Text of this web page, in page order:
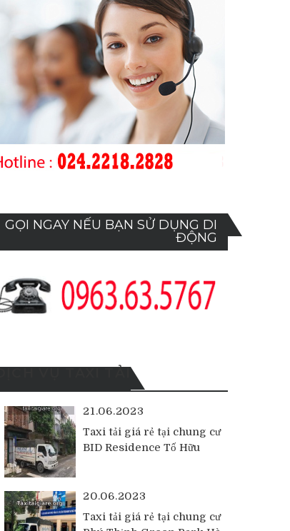
GỌI NGAY NẾU BẠN SỬ DỤNG DI
ĐỘNG
21.06.2023
Taxi tải giá rẻ tại chung cư
BID Residence Tố Hữu
20.06.2023
Taxi tải giá rẻ tại chung cư